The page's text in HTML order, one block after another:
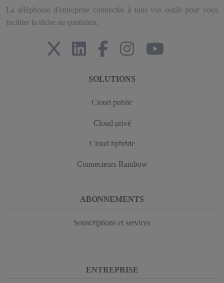
La téléphonie d'entreprise connectée à tous vos outils pour vous
faciliter la tâche au quotidien.
SOLUTIONS
Cloud public
Cloud privé
Cloud hybride
Connecteurs Rainbow
ABONNEMENTS
Souscriptions et services
ENTREPRISE